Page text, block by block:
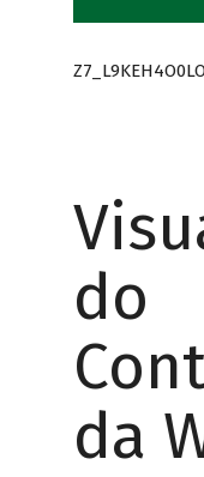
do
da